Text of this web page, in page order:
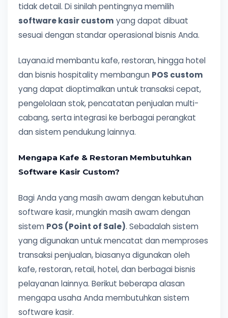
tidak detail. Di sinilah pentingnya memilih
software kasir custom yang dapat dibuat
sesuai dengan standar operasional bisnis Anda.
Layana.id membantu kafe, restoran, hingga hotel
dan bisnis hospitality membangun POS custom
yang dapat dioptimalkan untuk transaksi cepat,
pengelolaan stok, pencatatan penjualan multi-
cabang, serta integrasi ke berbagai perangkat
dan sistem pendukung lainnya.
Mengapa Kafe & Restoran Membutuhkan
Software Kasir Custom?
Bagi Anda yang masih awam dengan kebutuhan
software kasir, mungkin masih awam dengan
sistem POS (Point of Sale). Sebadalah sistem
yang digunakan untuk mencatat dan memproses
transaksi penjualan, biasanya digunakan oleh
kafe, restoran, retail, hotel, dan berbagai bisnis
pelayanan lainnya. Berikut beberapa alasan
mengapa usaha Anda membutuhkan sistem
software kasir.